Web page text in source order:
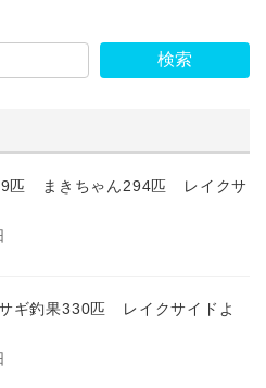
検索
匹 まきちゃん294匹 レイクサ
ギ釣果330匹 レイクサイドよ